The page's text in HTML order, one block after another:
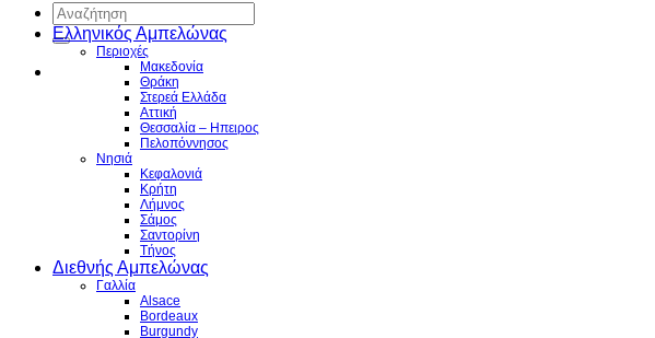
Αναζήτηση
για:
Ελληνικός Αμπελώνας
Περιοχές
Μακεδονία
Θράκη
Στερεά Ελλάδα
Αττική
Θεσσαλία – Hπειρος
Πελοπόννησος
Νησιά
Κεφαλονιά
Κρήτη
Λήμνος
Σάμος
Σαντορίνη
Τήνος
Διεθνής Αμπελώνας
Γαλλία
Alsace
Bordeaux
Burgundy